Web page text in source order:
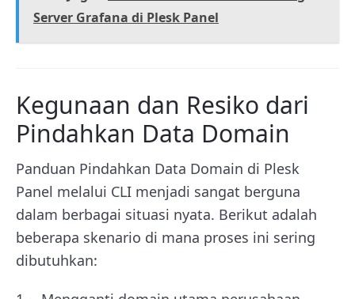
Server Grafana di Plesk Panel
Kegunaan dan Resiko dari
Pindahkan Data Domain
Panduan Pindahkan Data Domain di Plesk
Panel melalui CLI menjadi sangat berguna
dalam berbagai situasi nyata. Berikut adalah
beberapa skenario di mana proses ini sering
dibutuhkan: